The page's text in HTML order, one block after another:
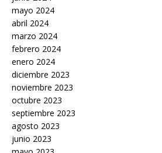
mayo 2024
abril 2024
marzo 2024
febrero 2024
enero 2024
diciembre 2023
noviembre 2023
octubre 2023
septiembre 2023
agosto 2023
junio 2023